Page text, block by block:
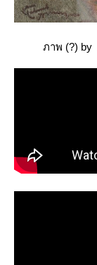
ภาพ (?) by